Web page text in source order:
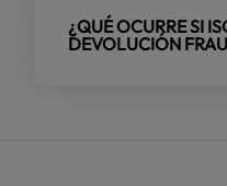
¿QUÉ OCURRE SI
DEVOLUCIÓN